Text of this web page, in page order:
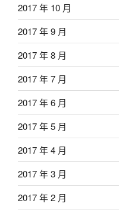
2017 年 10 月
2017 年 9 月
2017 年 8 月
2017 年 7 月
2017 年 6 月
2017 年 5 月
2017 年 4 月
2017 年 3 月
2017 年 2 月